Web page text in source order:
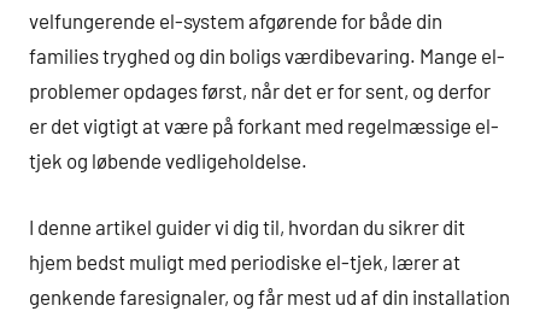
velfungerende el-system afgørende for både din
families tryghed og din boligs værdibevaring. Mange el-
problemer opdages først, når det er for sent, og derfor
er det vigtigt at være på forkant med regelmæssige el-
tjek og løbende vedligeholdelse.
I denne artikel guider vi dig til, hvordan du sikrer dit
hjem bedst muligt med periodiske el-tjek, lærer at
genkende faresignaler, og får mest ud af din installation